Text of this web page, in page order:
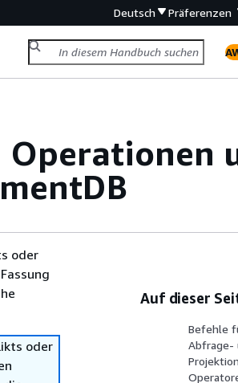
Deutsch Präferenzen
Operationen
oder
oder
Auf dieser
Befehle
Abfrage-